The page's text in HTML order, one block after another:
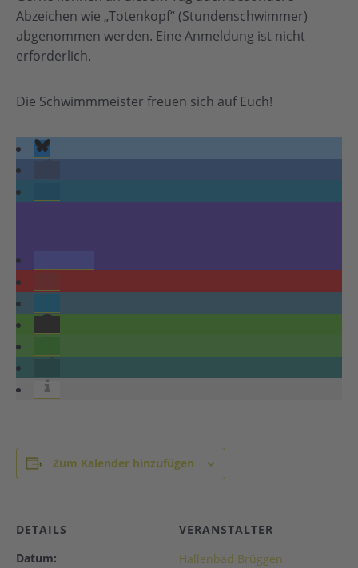
Abzeichen wie „Totenkopf“ (Stundenschwimmer)
abgenommen werden. Eine Anmeldung ist nicht
erforderlich.
Die Schwimmmeister freuen sich auf Euch!
Zum Kalender hinzufügen
DETAILS
Datum:
VERANSTALTER
Hallenbad Brüggen